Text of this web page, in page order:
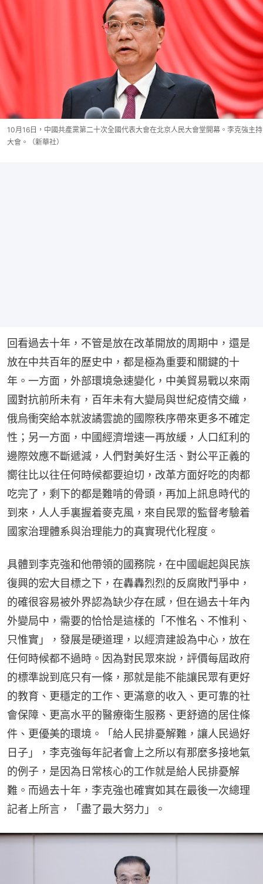
10月16日，中國共產黨第二十次全國代表大會在北京人民大會堂開幕。李克強主持
大會。（新華社）
回看過去十年，不管是放在改革開放的周期中，還是
放在中共百年的歷史中，都是極為重要和關鍵的十
年。一方面，外部環境急速變化，中美貿易戰以來兩
國對抗前所未有，百年未有大變局與世紀疫情交織，
俄烏衝突給本就波譎雲詭的國際秩序帶來更多不確定
性；另一方面，中國經濟增速一再放緩，人口紅利的
邊際效應不斷遞減，人們對美好生活、對公平正義的
嚮往比以往任何時候都要迫切，改革方面好吃的肉都
吃完了，剩下的都是難啃的骨頭，再加上訊息時代的
到來，人人手裏握着麥克風，來自民眾的監督考驗着
國家治理體系與治理能力的真實現代化程度。
具體到李克強和他帶領的國務院，在中國崛起與民族
復興的宏大目標之下，在轟轟烈烈的反腐敗鬥爭中，
的確很容易被外界認為缺少存在感，但在過去十年內
外變局中，需要的恰恰是這樣的「不惟名、不惟利、
只惟實」，發展是硬道理，以經濟建設為中心，放在
任何時候都不過時。因為對民眾來說，評價每屆政府
的標準說到底只有一條，那就是能不能讓民眾有更好
的教育、更穩定的工作、更滿意的收入、更可靠的社
會保障、更高水平的醫療衛生服務、更舒適的居住條
件、更優美的環境。「給人民排憂解難，讓人民過好
日子」，李克強每年記者會上之所以有那麼多接地氣
的例子，是因為日常核心的工作就是給人民排憂解
難。而過去十年，李克強也確實如其在最後一次總理
記者上所言，「盡了最大努力」。